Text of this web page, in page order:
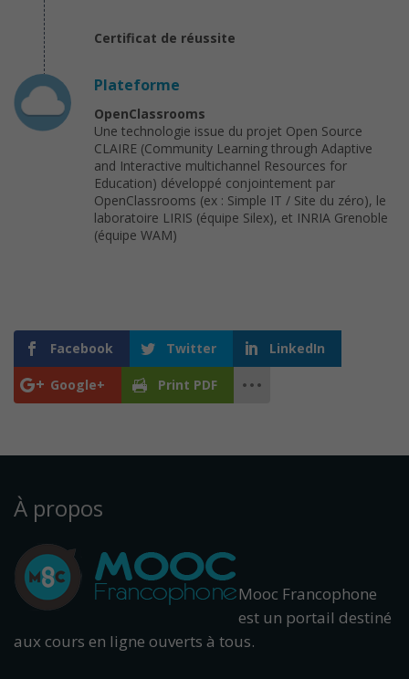
Certificat de réussite
Plateforme
OpenClassrooms
Une technologie issue du projet Open Source
CLAIRE (Community Learning through Adaptive
and Interactive multichannel Resources for
Education) développé conjointement par
OpenClassrooms (ex : Simple IT / Site du zéro), le
laboratoire LIRIS (équipe Silex), et INRIA Grenoble
(équipe WAM)
Facebook Twitter LinkedIn
Google+ Print PDF
À propos
Mooc Francophone
est un portail destiné
aux cours en ligne ouverts à tous.